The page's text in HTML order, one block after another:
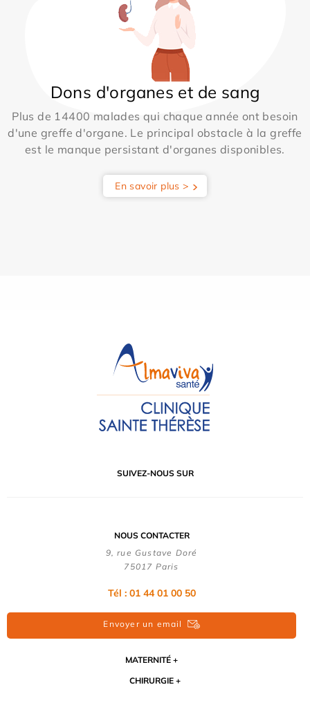
Dons d'organes et de sang
Plus de 14400 malades qui chaque année ont besoin
d'une greffe d'organe. Le principal obstacle à la greffe
est le manque persistant d'organes disponibles.
En savoir plus >
SUIVEZ-NOUS SUR
NOUS CONTACTER
9, rue Gustave Doré
75017 Paris
Tél : 01 44 01 00 50
Envoyer un email
MATERNITÉ
CHIRURGIE